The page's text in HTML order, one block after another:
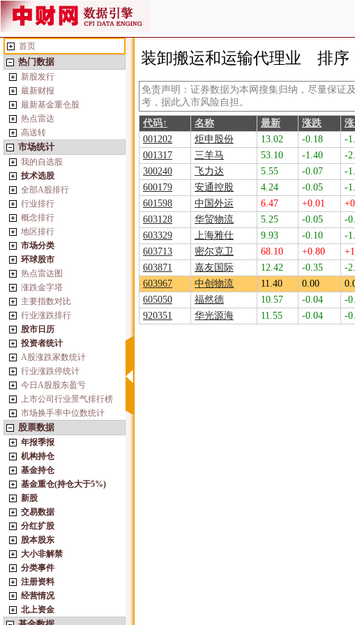
首页
热门数据
新股发行
最新财报
最新基金重仓股
热点雷达
高送转
市场统计
我的自选股
技术选股
全部A股排行
行业排行
概念排行
地区排行
市场分类
环球股市
热点雷达图
涨跌金字塔
主要指数对比
行业涨跌排行
股市日历
投资者统计
A股涨跌家数统计
行业涨跌停统计
今日A股股东盈亏
上市公司行业景气排行榜
市场换手率中位数统计
股票数据
年报季报
机构持仓
基金持仓
基金重仓(持仓大于5%)
新股
交易数据
分红扩股
股本股东
大小非解禁
分类事件
注册资料
经营情况
北上资金
装卸搬运和运输代理业 排序
免责声明：证券数据为本网搜集归纳，尽量保证
考，据此入市风险自担。
代码↑
名称 最新 涨跌
001202
炬申股份 13.02 -0.18 -
001317
三羊马 53.10 -1.40 -
300240
飞力达 5.55 -0.07 -
600179
安通控股 4.24 -0.05 -
601598
中国外运 6.47 +0.01
603128
华贸物流 5.25 -0.05 -
603329
上海雅仕 9.93 -0.10 -
603713
密尔克卫 68.10 +0.80
603871
嘉友国际 12.42 -0.35 -
603967
中创物流 11.40 0.00
605050
福然德 10.57 -0.04 -
920351
华光源海 11.55 -0.04 -